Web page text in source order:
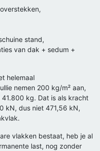
stand,
van dak + sedum +
helemaal
nemen 200 kg/m² aan,
kg. Dat is als kracht
kN, dus niet 471,56 kN,
vlakken bestaat, heb je al
last, nog zonder